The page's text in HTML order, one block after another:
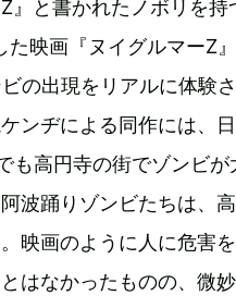
』と書かれたノボリを持
映画『ヌイグルマーZ
の出現をリアルに体験
ンヂによる同作には、
も高円寺の街でゾンビが
波踊りゾンビたちは、
映画のように人に危害
はなかったものの、微